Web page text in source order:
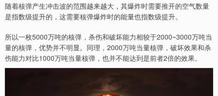
随着核弹产生冲击波的范围越来越大，其爆炸时需要推开的空气数量
是指数级提升的，这需要核弹爆炸时的能量也指数级提升。
所以一枚5000万吨的核弹，杀伤和破坏能力相较于2000~3000万吨当
量的核弹，优势并不明显。同理，2000万吨当量核弹，破坏效果和杀
伤能力对比1000万吨当量核弹，也并不能达到是前者2倍的效果。